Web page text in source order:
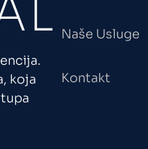
koja
Naše Usluge
Kontakt